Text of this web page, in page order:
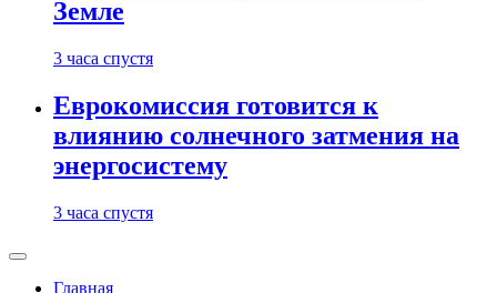
Земле
3 часа спустя
Еврокомиссия готовится к
влиянию солнечного затмения на
энергосистему
3 часа спустя
Главная